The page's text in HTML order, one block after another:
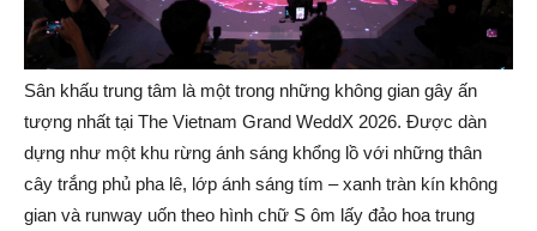
Sân khấu trung tâm là một trong những không gian gây ấn
tượng nhất tại The Vietnam Grand WeddX 2026. Được dàn
dựng như một khu rừng ánh sáng khổng lồ với những thân
cây trắng phủ pha lê, lớp ánh sáng tím – xanh tràn kín không
gian và runway uốn theo hình chữ S ôm lấy đảo hoa trung